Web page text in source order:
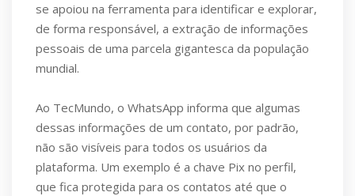
se apoiou na ferramenta para identificar e explorar,
de forma responsável, a extração de informações
pessoais de uma parcela gigantesca da população
mundial.
Ao TecMundo, o WhatsApp informa que algumas
dessas informações de um contato, por padrão,
não são visíveis para todos os usuários da
plataforma. Um exemplo é a chave Pix no perfil,
que fica protegida para os contatos até que o